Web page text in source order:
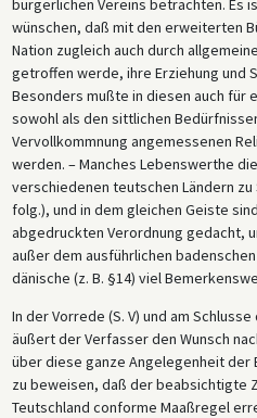
wünschen, daß mit den erweiterten
Nation zugleich auch durch
getroffen werde, ihre Erziehung und
Besonders mußte in diesen auch für
sowohl als den sittlichen
Vervollkommnung angemessenen
werden. – Manches Lebenswerthe
verschiedenen teutschen Ländern zu
folg.), und in dem gleichen Geiste
abgedruckten Verordnung gedacht,
außer dem ausführlichen
dänische (z. B. §14) viel
In der Vorrede (S. V) und am
äußert der Verfasser den Wunsch
über diese ganze Angelegenheit
zu beweisen, daß der beabsichtigte
Teutschland conforme Maaßregel